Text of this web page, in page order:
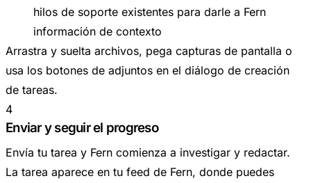
hilos de soporte existentes para darle a Fern
información de contexto
Arrastra y suelta archivos, pega capturas de pantalla o
usa los botones de adjuntos en el diálogo de creación
de tareas.
4
Enviar y seguir el progreso
Envía tu tarea y Fern comienza a investigar y redactar.
La tarea aparece en tu feed de Fern, donde puedes